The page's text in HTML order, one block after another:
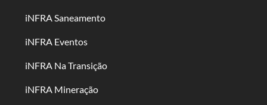
iNFRA Saneamento
iNFRA Eventos
iNFRA Na Transição
iNFRA Mineração